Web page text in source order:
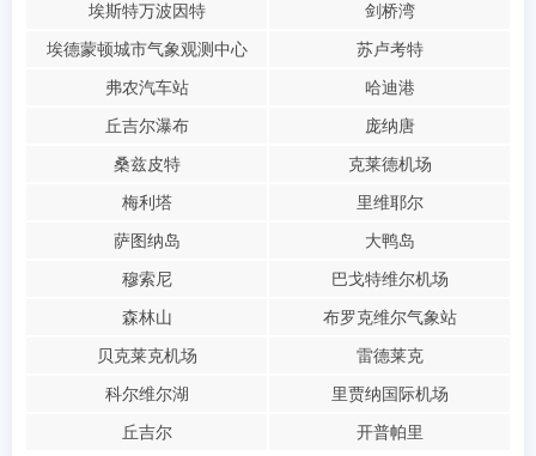
埃斯特万波因特
剑桥湾
埃德蒙顿城市气象观测中心
苏卢考特
弗农汽车站
哈迪港
丘吉尔瀑布
庞纳唐
桑兹皮特
克莱德机场
梅利塔
里维耶尔
萨图纳岛
大鸭岛
穆索尼
巴戈特维尔机场
森林山
布罗克维尔气象站
贝克莱克机场
雷德莱克
科尔维尔湖
里贾纳国际机场
丘吉尔
开普帕里